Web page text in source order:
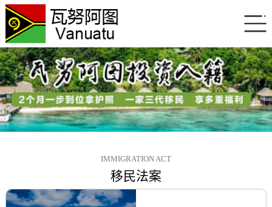
IMMIGRATION ACT
移民法案